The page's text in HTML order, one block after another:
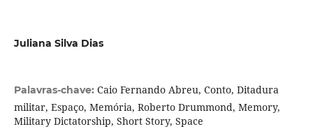
Juliana Silva Dias
Palavras-chave: Caio Fernando Abreu, Conto, Ditadura
militar, Espaço, Memória, Roberto Drummond, Memory,
Military Dictatorship, Short Story, Space